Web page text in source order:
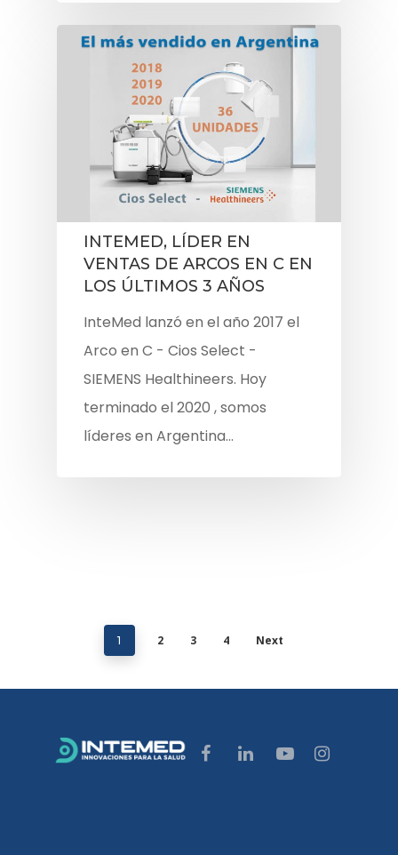
INTEMED, LÍDER EN
VENTAS DE ARCOS EN C EN
LOS ÚLTIMOS 3 AÑOS
InteMed lanzó en el año 2017 el
Arco en C - Cios Select -
SIEMENS Healthineers. Hoy
terminado el 2020 , somos
líderes en Argentina…
1 2 3 4 Next